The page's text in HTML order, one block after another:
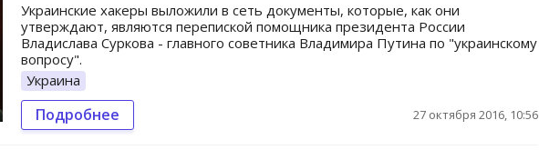
Украинские хакеры выложили в сеть документы, которые, как они
утверждают, являются перепиской помощника президента России
Владислава Суркова - главного советника Владимира Путина по "украинскому
вопросу".
Украина
Подробнее 27 октября 2016, 10:56